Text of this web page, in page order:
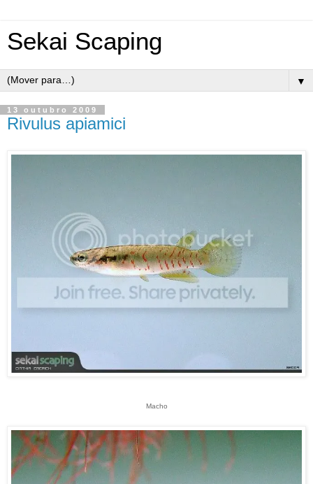
Sekai Scaping
▼
13 outubro 2009
Rivulus apiamici
Macho